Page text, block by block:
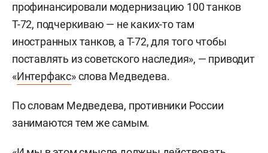
профинансировали модернизацию 100 танков
Т-72, подчеркиваю — не каких-то там
иностранных танков, а Т-72, для того чтобы
поставлять из советского наследия», — приводит
«Интерфакс» слова Медведева.
По словам Медведева, противники России
занимаются тем же самым.